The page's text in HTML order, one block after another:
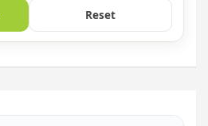
Reset